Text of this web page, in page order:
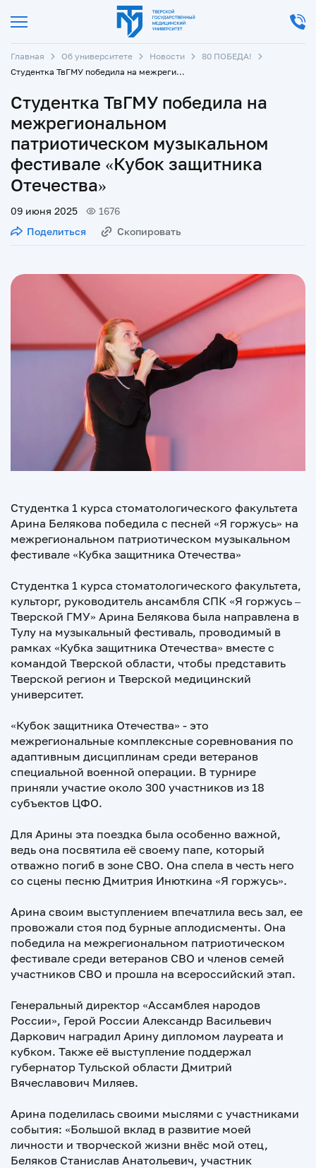
Главная Об университете Новости
80 ПОБЕДА!
Студентка ТвГМУ победила на межрегиональном патриотическом музыкальном фестивале «Кубок защитника Отечества»
Студентка ТвГМУ победила на
межрегиональном
патриотическом музыкальном
фестивале «Кубок защитника
Отечества»
09 июня 2025
1676
Поделиться
Скопировать
Студентка 1 курса стоматологического факультета
Арина Белякова победила с песней «Я горжусь» на
межрегиональном патриотическом музыкальном
фестивале «Кубка защитника Отечества»
Студентка 1 курса стоматологического факультета,
культорг, руководитель ансамбля СПК «Я горжусь –
Тверской ГМУ» Арина Белякова была направлена в
Тулу на музыкальный фестиваль, проводимый в
рамках «Кубка защитника Отечества» вместе с
командой Тверской области, чтобы представить
Тверской регион и Тверской медицинский
университет.
«Кубок защитника Отечества» - это
межрегиональные комплексные соревнования по
адаптивным дисциплинам среди ветеранов
специальной военной операции. В турнире
приняли участие около 300 участников из 18
субъектов ЦФО.
Для Арины эта поездка была особенно важной,
ведь она посвятила её своему папе, который
отважно погиб в зоне СВО. Она спела в честь него
со сцены песню Дмитрия Инюткина «Я горжусь».
Арина своим выступлением впечатлила весь зал, ее
провожали стоя под бурные аплодисменты. Она
победила на межрегиональном патриотическом
фестивале среди ветеранов СВО и членов семей
участников СВО и прошла на всероссийский этап.
Генеральный директор «Ассамблея народов
России», Герой России Александр Васильевич
Даркович наградил Арину дипломом лауреата и
кубком. Также её выступление поддержал
губернатор Тульской области Дмитрий
Вячеславович Миляев.
Арина поделилась своими мыслями с участниками
события: «Большой вклад в развитие моей
личности и творческой жизни внёс мой отец,
Беляков Станислав Анатольевич, участник